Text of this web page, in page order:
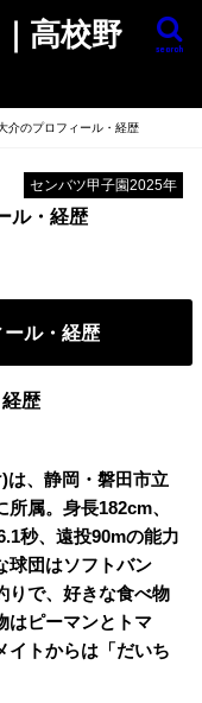
高校野
search
介のプロフィール・経歴
センバツ甲子園2025年
ル・経歴
ール・経歴
歴
は、静岡・磐田市立
属。身長182cm、
秒、遠投90mの能力
球団はソフトバン
りで、好きな食べ物
はピーマンとトマ
イトからは「だいち